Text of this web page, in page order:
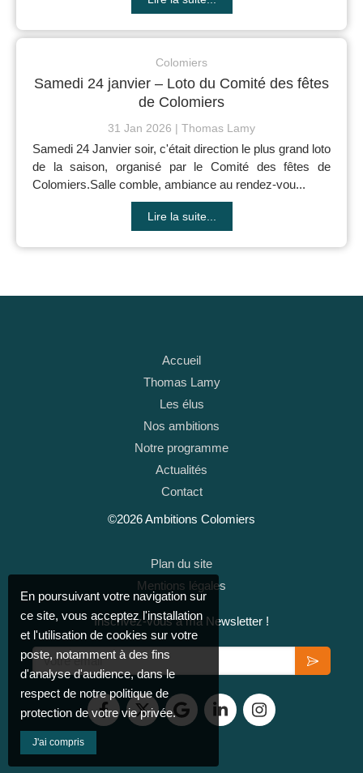
Colomiers
Samedi 24 janvier – Loto du Comité des fêtes
de Colomiers
31 Jan 2026 Thomas Lamy
Samedi 24 Janvier soir, c'était direction le plus grand loto
de la saison, organisé par le Comité des fêtes de
Colomiers.Salle comble, ambiance au rendez-vou...
Lire la suite...
Accueil
Thomas Lamy
Les élus
Nos ambitions
Notre programme
Actualités
Contact
©2026 Ambitions Colomiers
Plan du site
Mentions légales
Inscrivez-vous à ma Newsletter !
Votre email
En poursuivant votre navigation sur
ce site, vous acceptez l'installation
et l'utilisation de cookies sur votre
poste, notamment à des fins
d'analyse d'audience, dans le
respect de notre politique de
protection de votre vie privée.
J'ai compris